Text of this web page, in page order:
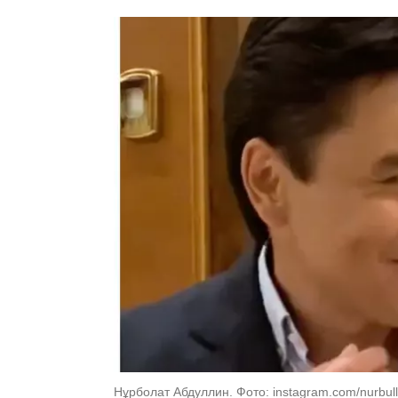
Нұрболат Абдуллин. Фото: instagram.com/